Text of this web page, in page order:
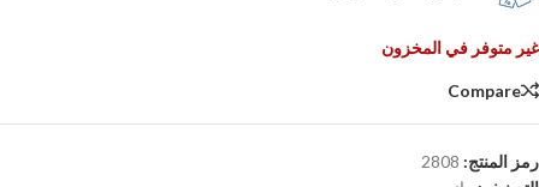
غير متوفر في المخزون
Compare
رمز المنتج: 2808